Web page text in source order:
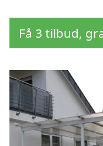
Få 3 tilbud,